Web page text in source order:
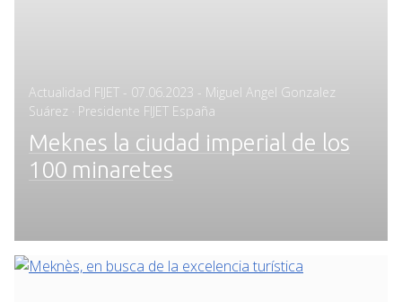
Actualidad FIJET - Posted
on
07.06.2023 - Miguel Angel Gonzalez
Suárez · Presidente FIJET España
Meknes la ciudad imperial de los
100 minaretes